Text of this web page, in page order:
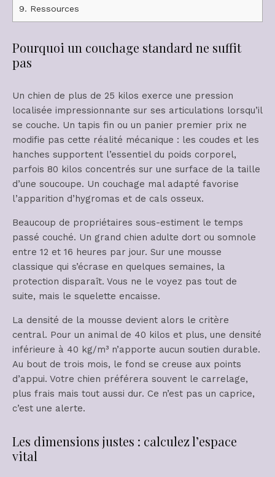
9. Ressources
Pourquoi un couchage standard ne suffit
pas
Un chien de plus de 25 kilos exerce une pression
localisée impressionnante sur ses articulations lorsqu’il
se couche. Un tapis fin ou un panier premier prix ne
modifie pas cette réalité mécanique : les coudes et les
hanches supportent l’essentiel du poids corporel,
parfois 80 kilos concentrés sur une surface de la taille
d’une soucoupe. Un couchage mal adapté favorise
l’apparition d’hygromas et de cals osseux.
Beaucoup de propriétaires sous-estiment le temps
passé couché. Un grand chien adulte dort ou somnole
entre 12 et 16 heures par jour. Sur une mousse
classique qui s’écrase en quelques semaines, la
protection disparaît. Vous ne le voyez pas tout de
suite, mais le squelette encaisse.
La densité de la mousse devient alors le critère
central. Pour un animal de 40 kilos et plus, une densité
inférieure à 40 kg/m³ n’apporte aucun soutien durable.
Au bout de trois mois, le fond se creuse aux points
d’appui. Votre chien préférera souvent le carrelage,
plus frais mais tout aussi dur. Ce n’est pas un caprice,
c’est une alerte.
Les dimensions justes : calculez l’espace
vital